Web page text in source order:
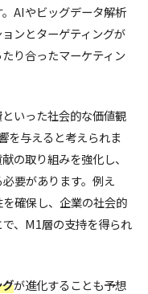
AIやビッグデータ解析
ンとターゲティングが
り合ったマーケティン
いった社会的な価値観
を与えると考えられま
の取り組みを強化し、
要があります。例え
確保し、企業の社会的
、M1層の支持を得られ
が進化することも予想